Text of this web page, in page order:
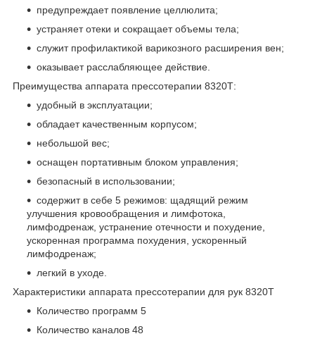
предупреждает появление целлюлита;
устраняет отеки и сокращает объемы тела;
служит профилактикой варикозного расширения вен;
оказывает расслабляющее действие.
Преимущества аппарата прессотерапии 8320Т:
удобный в эксплуатации;
обладает качественным корпусом;
небольшой вес;
оснащен портативным блоком управления;
безопасный в использовании;
содержит в себе 5 режимов: щадящий режим
улучшения кровообращения и лимфотока,
лимфодренаж, устранение отечности и похудение,
ускоренная программа похудения, ускоренный
лимфодренаж;
легкий в уходе.
Характеристики аппарата прессотерапии для рук 8320Т
Количество программ 5
Количество каналов 48